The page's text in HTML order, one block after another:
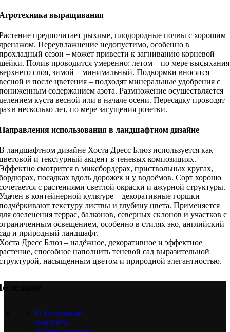
выращивания
предпочитает рыхлые, плодородные почвы с хорошим
Переувлажнение недопустимо, особенно в
сезон – может привести к загниванию корневой
Полив проводится умеренно: летом – по мере высыхания
слоя, зимой – минимальный. Подкормки вносятся
и после цветения – подходят минеральные удобрения с
содержанием азота. Размножение осуществляется
куста весной или в начале осени. Пересадку проводят
в несколько лет, по мере загущения розетки.
использования в ландшафтном дизайне
ландшафтном дизайне Хоста Дресс Блюз используется как
и текстурный акцент в теневых композициях.
смотрится в миксбордерах, приствольных кругах,
посадках вдоль дорожек и у водоёмов. Сорт хорошо
с растениями светлой окраски и ажурной структуры.
в контейнерной культуре – декоративные горшки
текстуру листвы и глубину цвета. Применяется
озеленения террас, балконов, северных склонов и участков с
освещением, особенно в стилях эко, английский
и природный ландшафт.
Дресс Блюз – надёжное, декоративное и эффектное
способное наполнить теневой сад выразительной
насыщенным цветом и природной элегантностью.
О питомнике
Контакты